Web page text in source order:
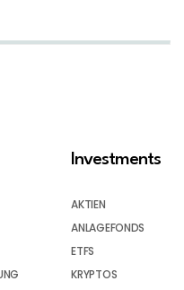
Investments
AKTIEN
ANLAGEFONDS
ETFS
KRYPTOS